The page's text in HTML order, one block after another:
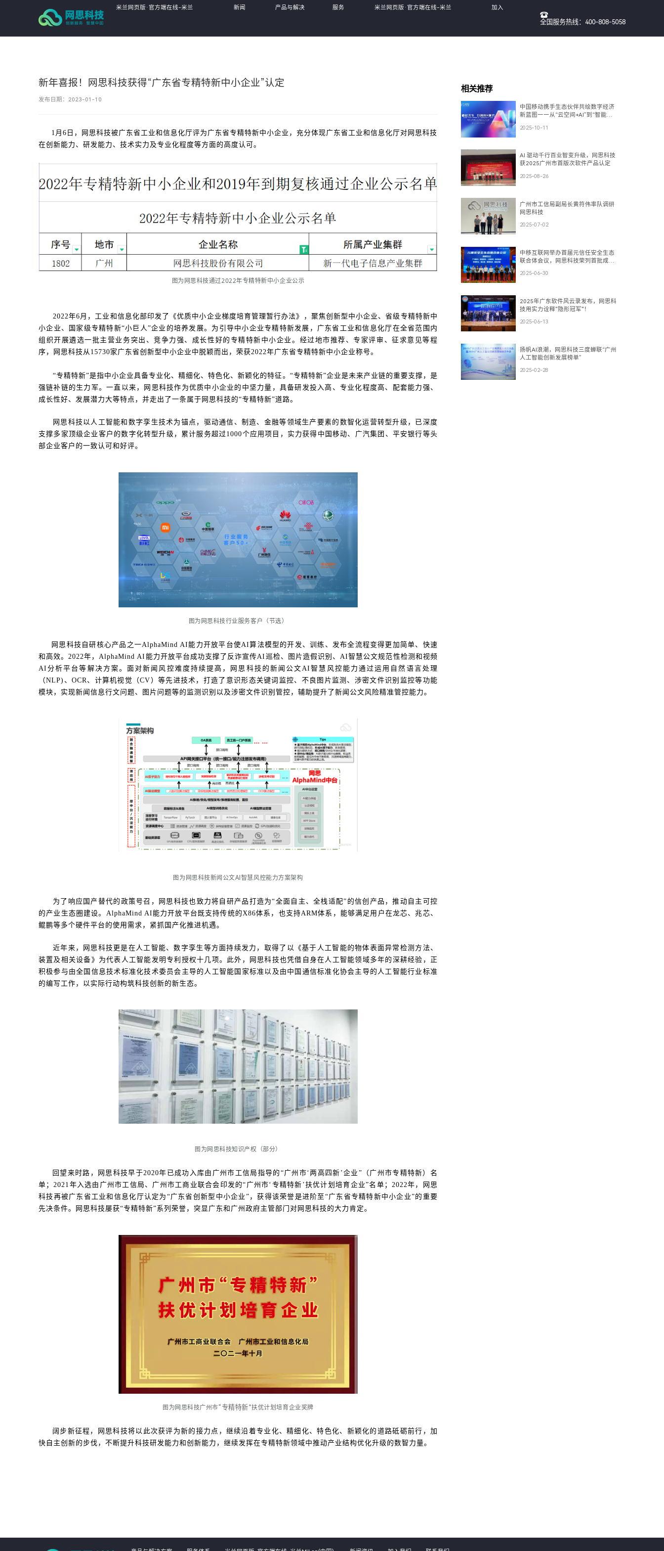
米兰网页版·官方端在线-米兰 新闻 产品与解决 服务 米兰网页版·官方端在线-米兰 加入
全国服务热线：400-808-5058
新年喜报！网思科技获得“广东省专精特新中小企业”认定
发布日期：2023-01-10
1月6日，网思科技被广东省工业和信息化厅评为广东省专精特新中小企业，充分体现广东省工业和信息化厅对网思科技
在创新能力、研发能力、技术实力及专业化程度等方面的高度认可。
图为网思科技通过2022年专精特新中小企业公示
2022年6月，工业和信息化部印发了《优质中小企业梯度培育管理暂行办法》，聚焦创新型中小企业、省级专精特新中
小企业、国家级专精特新“小巨人”企业的培养发展。为引导中小企业专精特新发展，广东省工业和信息化厅在全省范围内
组织开展遴选一批主营业务突出、竞争力强、成长性好的专精特新中小企业。经过地市推荐、专家评审、征求意见等程
序，网思科技从15730家广东省创新型中小企业中脱颖而出，荣获2022年广东省专精特新中小企业称号。
“专精特新”是指中小企业具备专业化、精细化、特色化、新颖化的特征。“专精特新”企业是未来产业链的重要支撑，是
强链补链的生力军。一直以来，网思科技作为优质中小企业的中坚力量，具备研发投入高、专业化程度高、配套能力强、
成长性好、发展潜力大等特点，并走出了一条属于网思科技的“专精特新”道路。
网思科技以人工智能和数字孪生技术为锚点，驱动通信、制造、金融等领域生产要素的数智化运营转型升级，已深度
支撑多家顶级企业客户的数字化转型升级，累计服务超过1000个应用项目，实力获得中国移动、广汽集团、平安银行等头
部企业客户的一致认可和好评。
图为网思科技行业服务客户（节选）
网思科技自研核心产品之一AlphaMind AI能力开放平台使AI算法模型的开发、训练、发布全流程变得更加简单、快速
和高效。2022年，AlphaMind AI能力开放平台成功支撑了反诈宣传AI巡检、图片造假识别、AI智慧公文规范性检测和视频
AI分析平台等解决方案。面对新闻风控难度持续提高，网思科技的新闻公文AI智慧风控能力通过运用自然语言处理
（NLP)、OCR、计算机视觉（CV）等先进技术，打造了意识形态关键词监控、不良图片监测、涉密文件识别监控等功能
模块，实现新闻信息行文问题、图片问题等的监测识别以及涉密文件识别管控，辅助提升了新闻公文风险精准管控能力。
图为网思科技新闻公文AI智慧风控能力方案架构
为了响应国产替代的政策号召，网思科技也致力将自研产品打造为“全面自主、全栈适配”的信创产品，推动自主可控
的产业生态圈建设。AlphaMind AI能力开放平台既支持传统的X86体系，也支持ARM体系，能够满足用户在龙芯、兆芯、
鲲鹏等多个硬件平台的使用需求，紧抓国产化推进机遇。
近年来，网思科技更是在人工智能、数字孪生等方面持续发力，取得了以《基于人工智能的物体表面异常检测方法、
装置及相关设备》为代表人工智能发明专利授权十几项。此外，网思科技也凭借自身在人工智能领域多年的深耕经验，正
积极参与由全国信息技术标准化技术委员会主导的人工智能国家标准以及由中国通信标准化协会主导的人工智能行业标准
的编写工作，以实际行动构筑科技创新的新生态。
图为网思科技知识产权（部分）
回望来时路，网思科技早于2020年已成功入库由广州市工信局指导的“广州市‘两高四新’企业”（广州市专精特新）名
单；2021年入选由广州市工信局、广州市工商业联合会印发的“广州市‘专精特新’扶优计划培育企业”名单；2022年，网思
科技再被广东省工业和信息化厅认定为“广东省创新型中小企业”，获得该荣誉是进阶至“广东省专精特新中小企业”的重要
先决条件。网思科技屡获“专精特新”系列荣誉，突显广东和广州政府主管部门对网思科技的大力肯定。
图为网思科技广州市“专精特新”扶优计划培育企业奖牌
阔步新征程，网思科技将以此次获评为新的接力点，继续沿着专业化、精细化、特色化、新颖化的道路砥砺前行，加
快自主创新的步伐，不断提升科技研发能力和创新能力，继续发挥在专精特新领域中推动产业结构优化升级的数智力量。
相关推荐
中国移动携手生态伙伴共绘数字经济
新蓝图——从“云空间+AI”到“智能
2025-10-11
AI 驱动千行百业智变升级，网思科技
获2025广州市首版次软件产品认定
2025-08-26
广州市工信局副局长黄符伟率队调研
网思科技
2025-07-02
中移互联网举办首届元信任安全生态
联合体会议，网思科技荣列首批成员
2025-06-30
2025年广东软件风云录发布，网思科
技用实力诠释"隐形冠军"！
2025-06-13
扬帆AI浪潮，网思科技三度蝉联“广州
人工智能创新发展榜单”
2025-02-28